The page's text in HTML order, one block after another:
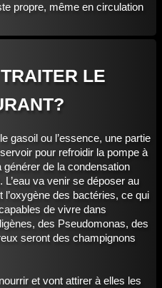
propre, même en circulation
LE
gasoil ou l’essence, une partie
pour refroidir la pompe à
de la condensation
va venir se déposer au
l’oxygène des bactéries, ce qui
de vivre dans
des Pseudomonas, des
seront des champignons
et vont attirer à elles les